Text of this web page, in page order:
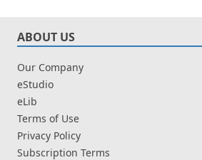
ABOUT US
Our Company
eStudio
eLib
Terms of Use
Privacy Policy
Subscription Terms